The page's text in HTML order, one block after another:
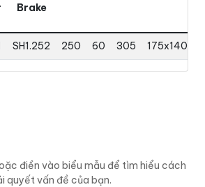
Brake
SH1.252 250 60 305 175x140
điền vào biểu mẫu để tìm hiểu cách
quyết vấn đề của bạn.